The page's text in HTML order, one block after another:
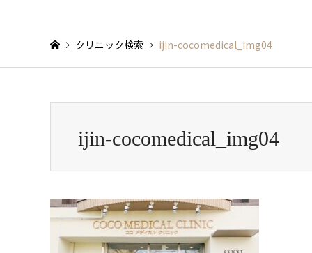
クリニック検索 ijin-cocomedical_img04
ijin-cocomedical_img04